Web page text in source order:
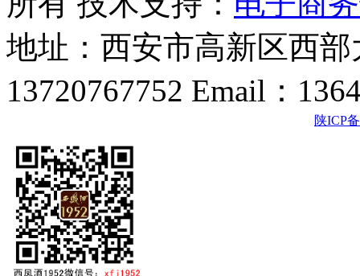
地址：西安市高新区西
13720767752 Email：
陕ICP